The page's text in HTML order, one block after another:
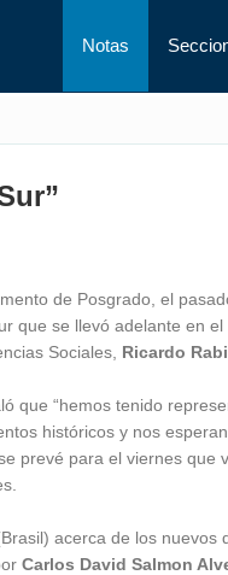
Notas
de Posgrado, el
que se llevó adelante en
Sociales, Ricardo
que “hemos tenido
históricos y nos
prevé para el viernes que
acerca de los nuevos
Carlos David Salmon